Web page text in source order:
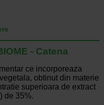
- Catena
ce incorporeaza
obtinut din materie
superioara de extract
de 35%.